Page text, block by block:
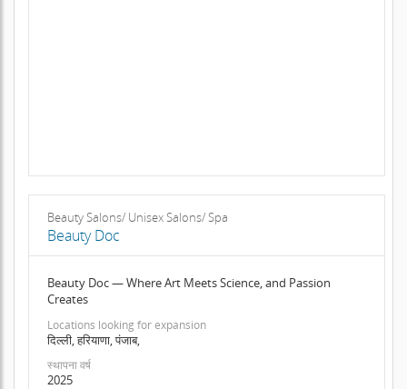
Beauty Salons/ Unisex Salons/ Spa
Beauty Doc
Beauty Doc — Where Art Meets Science, and Passion
Creates
Locations looking for expansion
दिल्ली, हरियाणा, पंजाब,
स्थापना वर्ष
2025